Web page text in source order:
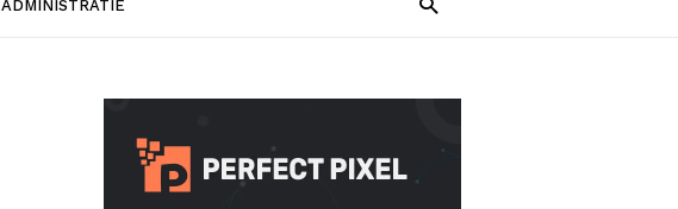
ADMINISTRATIE